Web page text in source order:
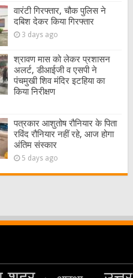
वारंटी गिरफ्तार, चौक पुलिस ने
दबिश देकर किया गिरफ्तार
3 days ago
श्रावण मास को लेकर प्रशासन
अलर्ट, डीआईजी व एसपी ने
पंचमुखी शिव मंदिर इटहिया का
किया निरीक्षण
पत्रकार आशुतोष रौनियार के पिता
रविंद रौनियार नहीं रहे, आज होगा
अंतिम संस्कार
5 days ago